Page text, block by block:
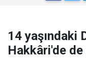
14 yaşındaki
Hakkâri'de